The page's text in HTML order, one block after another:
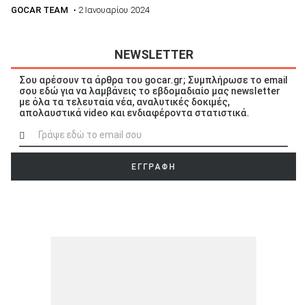
GOCAR TEAM • 2 Ιανουαρίου 2024
NEWSLETTER
Σου αρέσουν τα άρθρα του gocar.gr; Συμπλήρωσε το email
σου εδώ για να λαμβάνεις το εβδομαδιαίο μας newsletter
με όλα τα τελευταία νέα, αναλυτικές δοκιμές,
απολαυστικά video και ενδιαφέροντα στατιστικά.
ΕΓΓΡΑΦΗ